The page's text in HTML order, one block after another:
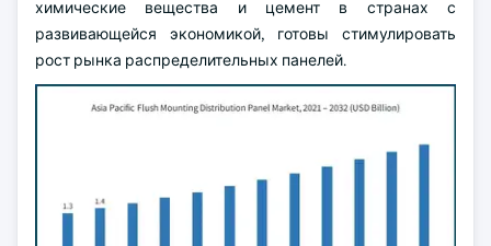
химические вещества и цемент в странах с
развивающейся экономикой, готовы стимулировать
рост рынка распределительных панелей.